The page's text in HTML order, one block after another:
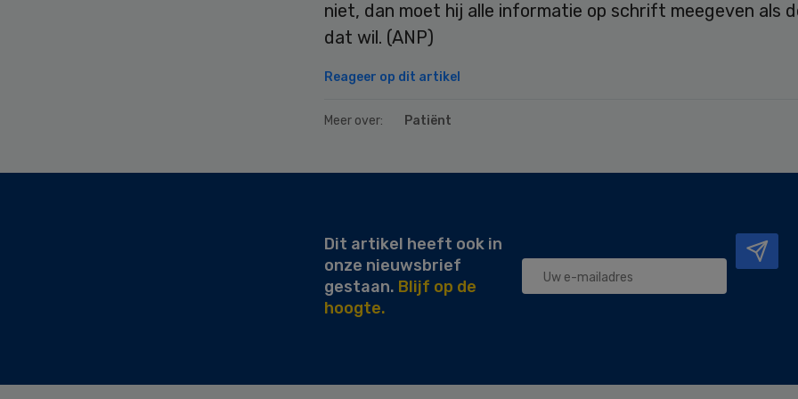
niet, dan moet hij alle informatie op schrift meegeven als
dat wil. (ANP)
Reageer op dit artikel
Meer over: Patiënt
Dit artikel heeft ook in
onze nieuwsbrief
gestaan. Blijf op de
hoogte.